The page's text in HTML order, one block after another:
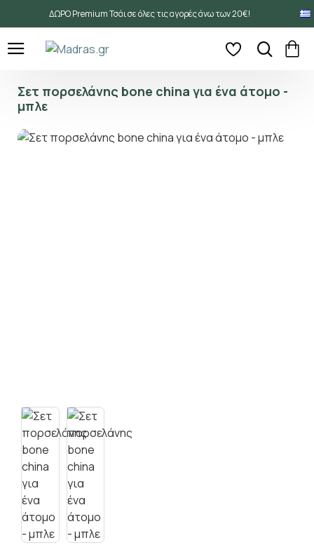
ΔΩΡΟ Premium Τσάι σε όλες τις αγορές άνω των 20€!
Σετ πορσελάνης bone china για ένα άτομο -
μπλε